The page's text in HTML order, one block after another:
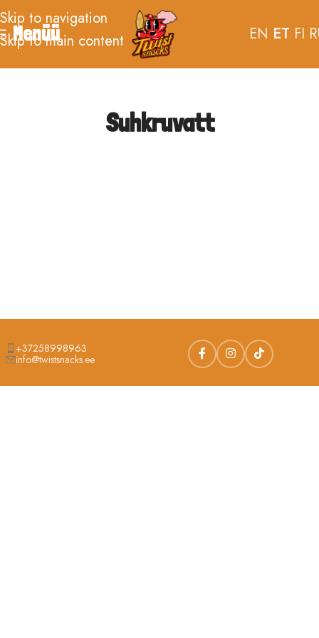
Skip to navigation
Skip to main content
Menüü EN ET FI
Suhkruvatt
+37258998963
info@twistsnacks.ee